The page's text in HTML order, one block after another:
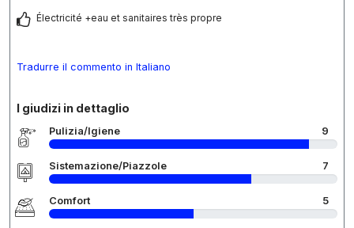
Électricité +eau et sanitaires très propre
Tradurre il commento in Italiano
I giudizi in dettaglio
Pulizia/Igiene 9
Sistemazione/Piazzole 7
Comfort 5